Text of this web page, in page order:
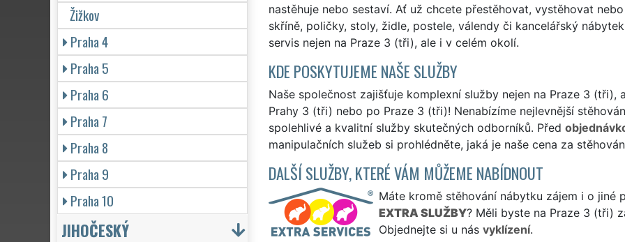
nastěhuje nebo sestaví. Ať už chcete přestěhovat, vystěhovat
skříně, poličky, stoly, židle, postele, válendy či kancelářský
servis nejen na Praze 3 (tři), ale i v celém okolí.
KDE POSKYTUJEME NAŠE SLUŽBY
Naše společnost zajišťuje komplexní služby nejen na Praze 3
Prahy 3 (tři) nebo po Praze 3 (tři)! Nenabízíme nejlevnější
spolehlivé a kvalitní služby skutečných odborníků. Před
manipulačních služeb si prohlédněte, jaká je naše cena za
DALŠÍ SLUŽBY, KTERÉ VÁM MŮŽEME NABÍDNOUT
Máte kromě stěhování nábytku zájem i o jiné
EXTRA SLUŽBY? Měli byste na Praze 3 (tři)
Objednejte si u nás vyklízení.
Žižkov
Praha 4
Praha 5
Praha 6
Praha 7
Praha 8
Praha 9
Praha 10
JIHOČESKÝ